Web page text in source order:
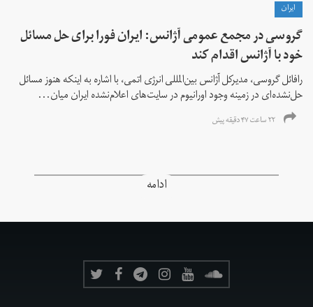
ايران
گروسی در مجمع عمومی آژانس: ایران فورا برای حل مسائل
خود با آژانس اقدام کند
رافائل گروسی، مدیرکل آژانس بین‌المللی انرژی اتمی، با اشاره به اینکه هنوز مسائل
حل‌نشده‌ای در زمینه وجود اورانیوم در سایت‌های اعلام‌نشده ایران میان...
۲۲ ساعت ۴۷ دقیقه پیش
ادامه